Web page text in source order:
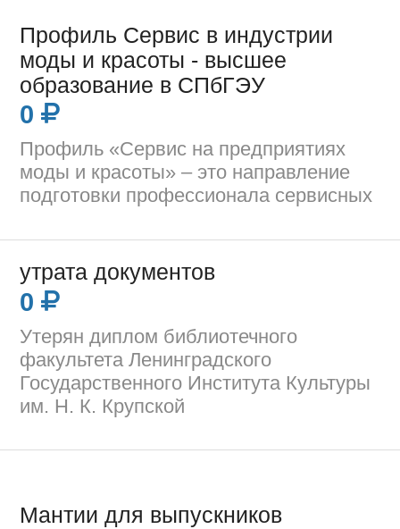
Профиль Сервис в индустрии
моды и красоты - высшее
образование в СПбГЭУ
0
Профиль «Сервис на предприятиях
моды и красоты» – это направление
подготовки профессионала сервисных
утрата документов
0
Утерян диплом библиотечного
факультета Ленинградского
Государственного Института Культуры
им. Н. К. Крупской
Мантии для выпускников